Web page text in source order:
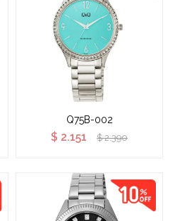
Q75B-002
$ 2.151 $ 2.390